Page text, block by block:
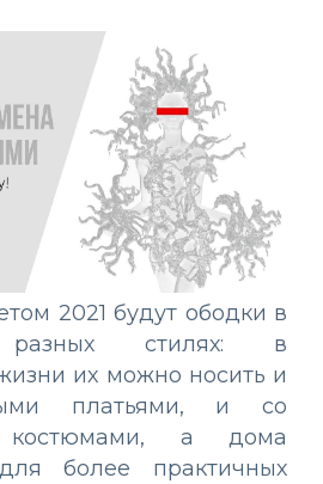
2021 будут ободки в
разных стилях: в
их можно носить и
платьями, и со
костюмами, а дома
более практичных